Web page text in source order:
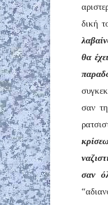
δική
θα
σαν
σαν